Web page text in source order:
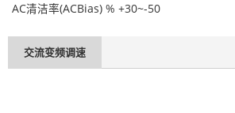
AC清洁率(ACBias) % +30~-50
交流变频调速